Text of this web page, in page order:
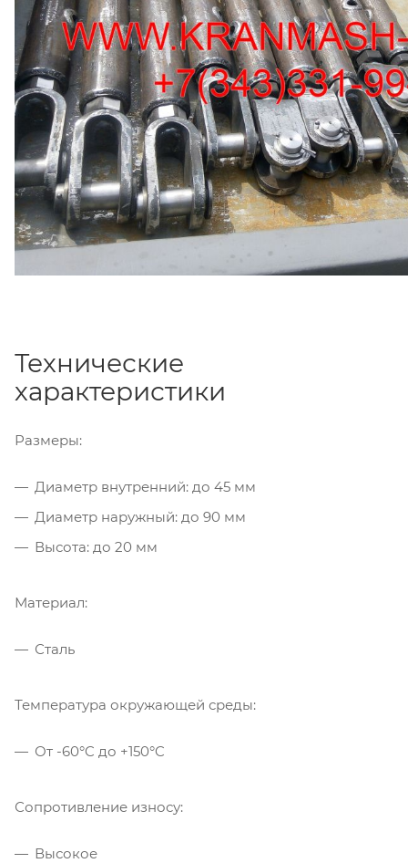
Технические
характеристики
Размеры:
Диаметр внутренний: до 45 мм
Диаметр наружный: до 90 мм
Высота: до 20 мм
Материал:
Сталь
Температура окружающей среды:
От -60°C до +150°C
Сопротивление износу:
Высокое